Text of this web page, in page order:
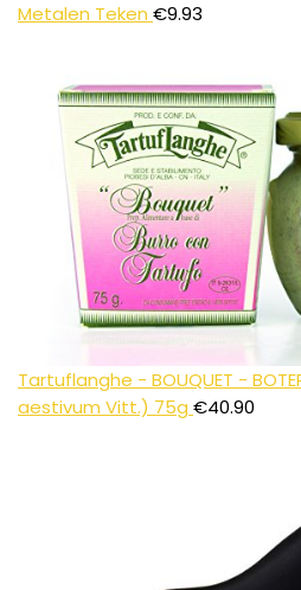
Metalen Teken €9.93
Tartuflanghe - BOUQUET -
aestivum Vitt.) 75g €40.90